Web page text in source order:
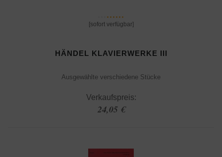
[sofort verfügbar]
HÄNDEL KLAVIERWERKE III
Ausgewählte verschiedene Stücke
Verkaufspreis:
24,05 €